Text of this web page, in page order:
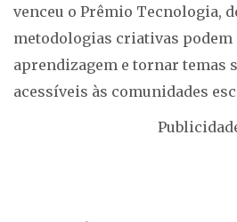
venceu o Prêmio Tecnologia,
metodologias criativas
aprendizagem e tornar temas
acessíveis às comunidades